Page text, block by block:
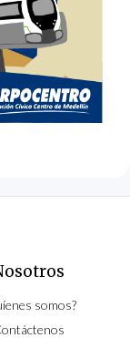
somos?